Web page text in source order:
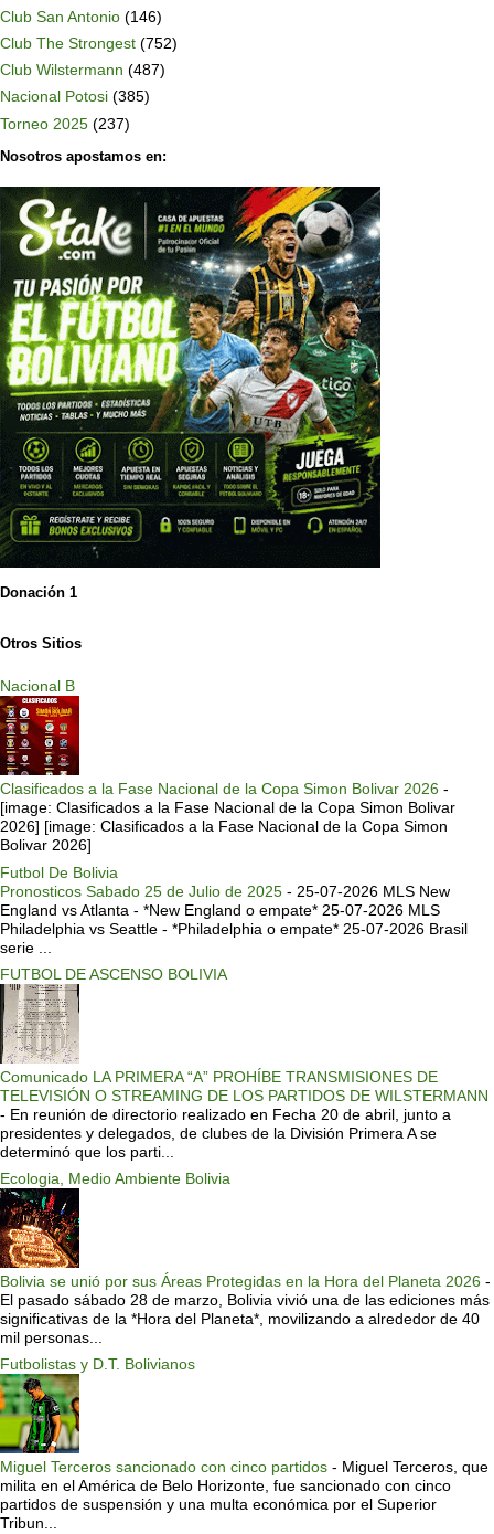
Club San Antonio (146)
Club The Strongest (752)
Club Wilstermann (487)
Nacional Potosi (385)
Torneo 2025 (237)
Nosotros apostamos en:
Donación 1
Otros Sitios
Nacional B
Clasificados a la Fase Nacional de la Copa Simon Bolivar 2026 -
[image: Clasificados a la Fase Nacional de la Copa Simon Bolivar
2026] [image: Clasificados a la Fase Nacional de la Copa Simon
Bolivar 2026]
Futbol De Bolivia
Pronosticos Sabado 25 de Julio de 2025 - 25-07-2026 MLS New
England vs Atlanta - *New England o empate* 25-07-2026 MLS
Philadelphia vs Seattle - *Philadelphia o empate* 25-07-2026 Brasil
serie ...
FUTBOL DE ASCENSO BOLIVIA
Comunicado LA PRIMERA “A” PROHÍBE TRANSMISIONES DE
TELEVISIÓN O STREAMING DE LOS PARTIDOS DE WILSTERMANN
- En reunión de directorio realizado en Fecha 20 de abril, junto a
presidentes y delegados, de clubes de la División Primera A se
determinó que los parti...
Ecologia, Medio Ambiente Bolivia
Bolivia se unió por sus Áreas Protegidas en la Hora del Planeta 2026 -
El pasado sábado 28 de marzo, Bolivia vivió una de las ediciones más
significativas de la *Hora del Planeta*, movilizando a alrededor de 40
mil personas...
Futbolistas y D.T. Bolivianos
Miguel Terceros sancionado con cinco partidos - Miguel Terceros, que
milita en el América de Belo Horizonte, fue sancionado con cinco
partidos de suspensión y una multa económica por el Superior
Tribun...